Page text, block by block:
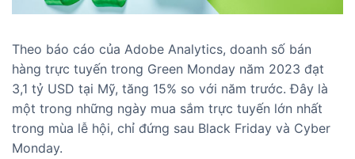
Theo báo cáo của Adobe Analytics, doanh số bán
hàng trực tuyến trong Green Monday năm 2023 đạt
3,1 tỷ USD tại Mỹ, tăng 15% so với năm trước. Đây là
một trong những ngày mua sắm trực tuyến lớn nhất
trong mùa lễ hội, chỉ đứng sau Black Friday và Cyber
Monday.